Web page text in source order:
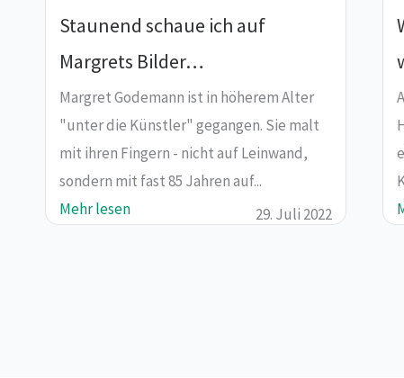
Staunend schaue ich auf
Margrets Bilder…
Margret Godemann ist in höherem Alter
"unter die Künstler" gegangen. Sie malt
mit ihren Fingern - nicht auf Leinwand,
sondern mit fast 85 Jahren auf...
Mehr lesen
29. Juli 2022